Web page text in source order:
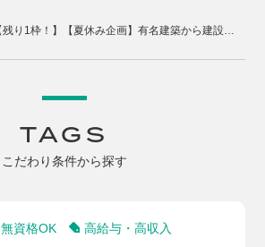
【残り1枠！】【夏休み企画】有名建築から建設現場、まちづくりまで体感する2days視察ツアー
TAGS
こだわり条件から探す
無資格OK 高給与・高収入